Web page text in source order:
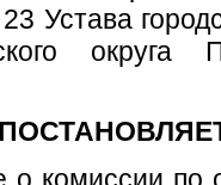
Устава
округа